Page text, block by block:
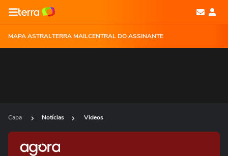
MAPA ASTRALTERRA MAILCENTRAL DO ASSINANTE
Capa Notícias Videos